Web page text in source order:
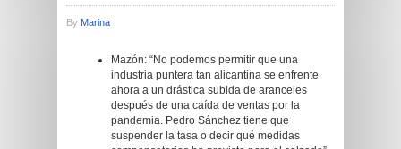
By Marina
Mazón: “No podemos permitir que una
industria puntera tan alicantina se enfrente
ahora a un drástica subida de aranceles
después de una caída de ventas por la
pandemia. Pedro Sánchez tiene que
suspender la tasa o decir qué medidas